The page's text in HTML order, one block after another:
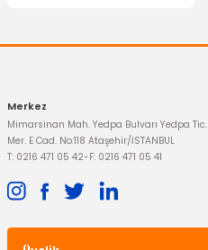
İTHAL ÜRÜN
Merkez
Mimarsinan Mah. Yedpa Bulvarı Yedpa Tic.
Mer. E Cad. No:118 Ataşehir/İSTANBUL
T: 0216 471 05 42-F: 0216 471 05 41